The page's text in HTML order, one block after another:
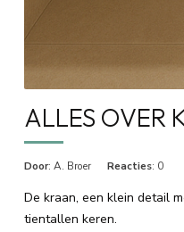
ALLES OVER
Door: A. Broer Reacties: 0
De kraan, een klein detail
tientallen keren.